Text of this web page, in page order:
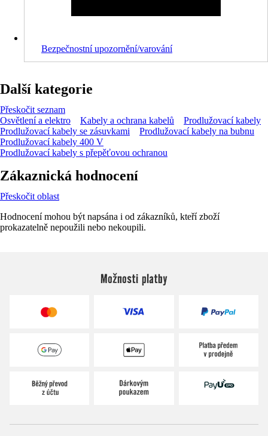
Bezpečnostní upozornění/varování
Další kategorie
Přeskočit seznam
Osvětlení a elektro
Kabely a ochrana kabelů
Prodlužovací kabely
Prodlužovací kabely se zásuvkami
Prodlužovací kabely na bubnu
Prodlužovací kabely 400 V
Prodlužovací kabely s přepěťovou ochranou
Zákaznická hodnocení
Přeskočit oblast
Hodnocení mohou být napsána i od zákazníků, kteří zboží
prokazatelně nepoužili nebo nekoupili.
Možnosti platby